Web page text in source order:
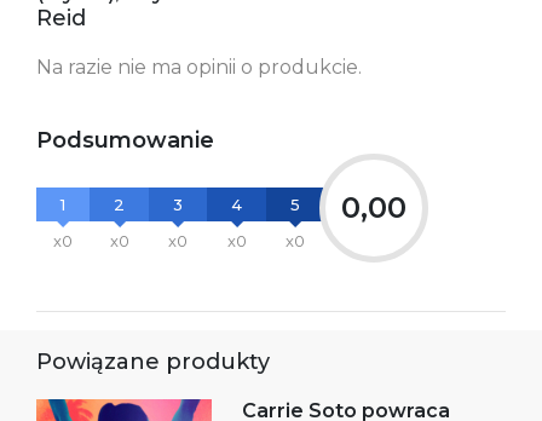
Reid
Na razie nie ma opinii o produkcie.
Podsumowanie
1
x0
2
x0
3
x0
4
x0
5
x0
0,00
Powiązane produkty
Carrie Soto powraca